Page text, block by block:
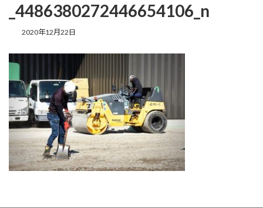
_4486380272446654106_n
2020年12月22日